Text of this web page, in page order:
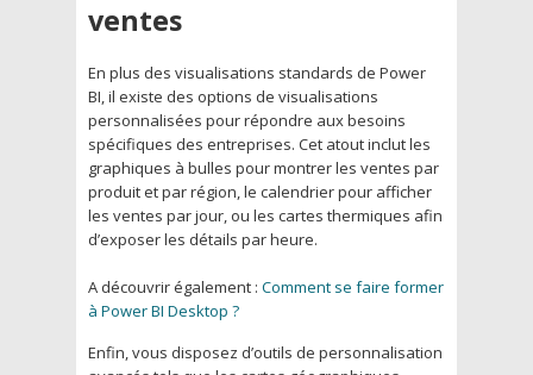
ventes
En plus des visualisations standards de Power
BI, il existe des options de visualisations
personnalisées pour répondre aux besoins
spécifiques des entreprises. Cet atout inclut les
graphiques à bulles pour montrer les ventes par
produit et par région, le calendrier pour afficher
les ventes par jour, ou les cartes thermiques afin
d’exposer les détails par heure.
A découvrir également : Comment se faire former
à Power BI Desktop ?
Enfin, vous disposez d’outils de personnalisation